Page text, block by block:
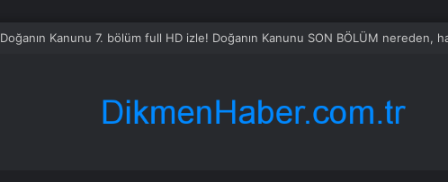
Tokat’ta Sel Riski: Otomobil Güvenli Alana Çekildi